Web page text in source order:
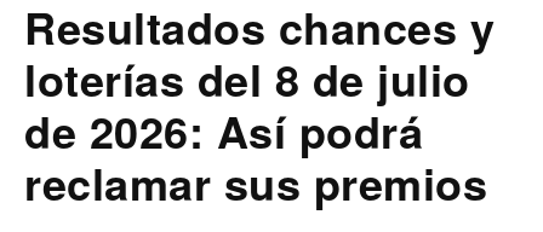
Resultados chances y
loterías del 8 de julio
de 2026: Así podrá
reclamar sus premios